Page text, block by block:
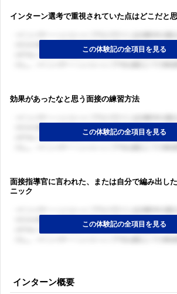
インターン選考で重視されていた点はどこだと
効果があったなと思う面接の練習方法
面接指導官に言われた、または自分で編み出し
ニック
インターン概要